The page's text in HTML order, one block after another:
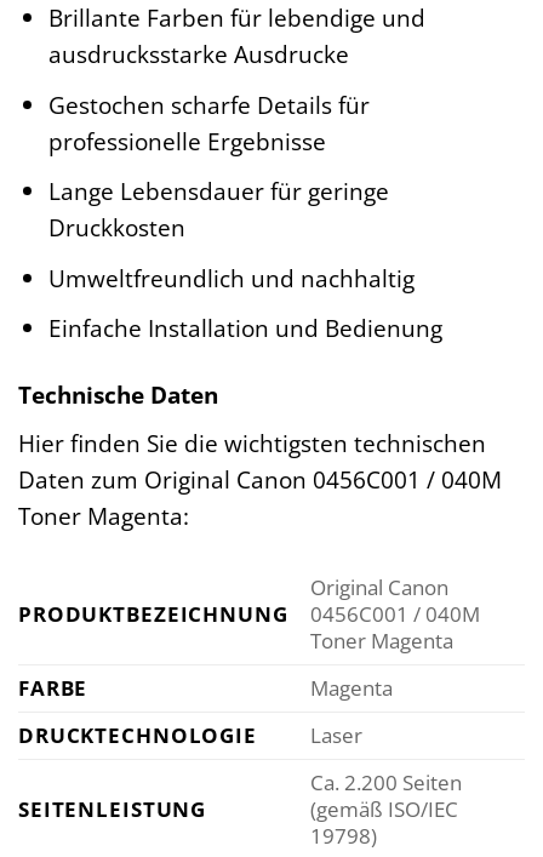
Brillante Farben für lebendige und
ausdrucksstarke Ausdrucke
Gestochen scharfe Details für
professionelle Ergebnisse
Lange Lebensdauer für geringe
Druckkosten
Umweltfreundlich und nachhaltig
Einfache Installation und Bedienung
Technische Daten
Hier finden Sie die wichtigsten technischen
Daten zum Original Canon 0456C001 / 040M
Toner Magenta:
PRODUKTBEZEICHNUNG
Original Canon
0456C001 / 040M
Toner Magenta
FARBE
Magenta
DRUCKTECHNOLOGIE
Laser
SEITENLEISTUNG
Ca. 2.200 Seiten
(gemäß ISO/IEC
19798)